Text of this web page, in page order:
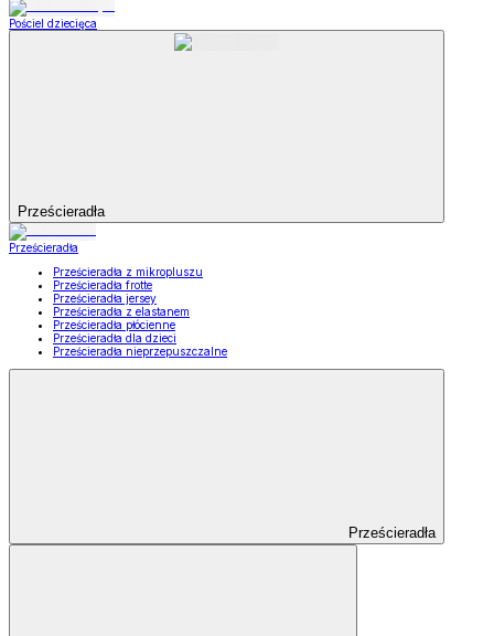
Pościel dziecięca
Prześcieradła
Prześcieradła
Prześcieradła z mikropluszu
Prześcieradła frotte
Prześcieradła jersey
Prześcieradła z elastanem
Prześcieradła płócienne
Prześcieradła dla dzieci
Prześcieradła nieprzepuszczalne
Prześcieradła